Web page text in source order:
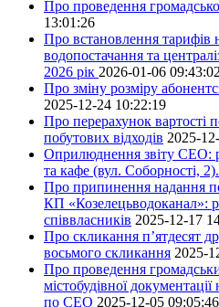
Про проведення
13:01:26
Про встановлення тарифів
водопостачання та
2026 рік 2026-01-06 09:43:02
Про зміну розміру
2025-12-24 10:22:19
Про перерахунок вартості
побутових відходів 2025-
Оприлюднення звіту СЕО:
та кафе (вул. Соборності, 2).
Про припинення надання
КП «Козелецьводоканал»:
співвласників 2025-12-17
Про скликання п’ятдесят
восьмого скликання 2025-
Про проведення
містобудівної
по СЕО 2025-12-05 09:05:46